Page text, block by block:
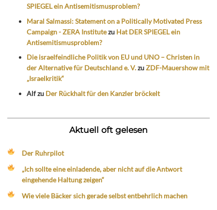
SPIEGEL ein Antisemitismusproblem?
Maral Salmassi: Statement on a Politically Motivated Press
Campaign - ZERA Institutezu Hat DER SPIEGEL ein
Antisemitismusproblem?
Die israelfeindliche Politik von EU und UNO – Christen in
der Alternative für Deutschland e. V.zuZDF-Mauershow mit
„Israelkritik“
Alfzu Der Rückhalt für den Kanzler bröckelt
Aktuell oft gelesen
Der Ruhrpilot
„Ich sollte eine einladende, aber nicht auf die Antwort
eingehende Haltung zeigen“
Wie viele Bäcker sich gerade selbst entbehrlich machen